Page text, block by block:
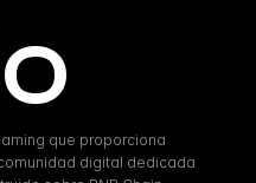
que proporciona
digital dedicada